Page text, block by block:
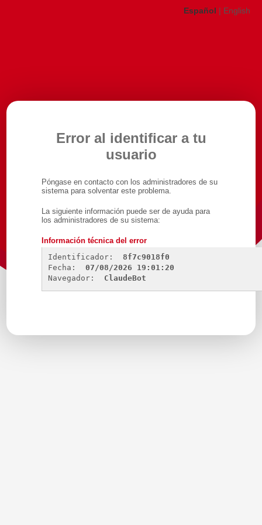
Español | English
Error al identificar a tu
usuario
Póngase en contacto con los administradores de su
sistema para solventar este problema.
La siguiente información puede ser de ayuda para
los administradores de su sistema:
Información técnica del error
Identificador:
8f7c9018f0
Fecha:
07/08/2026 19:01:20
Navegador:
ClaudeBot